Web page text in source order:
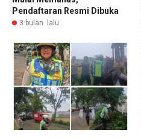
Pendaftaran Resmi Dibuka
3 bulan lalu